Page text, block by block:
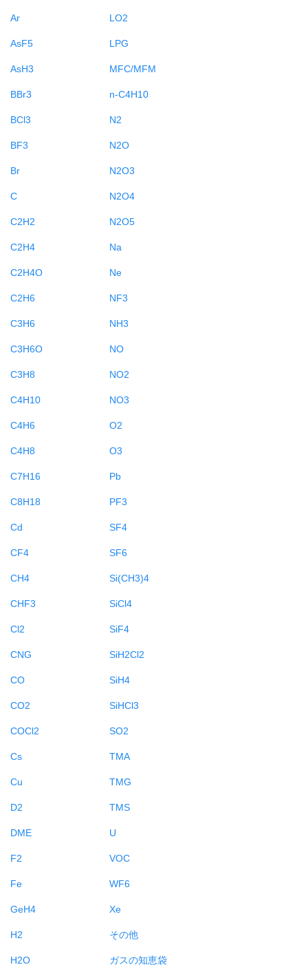
Ar
AsF5
AsH3
BBr3
BCl3
BF3
Br
C
C2H2
C2H4
C2H4O
C2H6
C3H6
C3H6O
C3H8
C4H10
C4H6
C4H8
C7H16
C8H18
Cd
CF4
CH4
CHF3
Cl2
CNG
CO
CO2
COCl2
Cs
Cu
D2
DME
F2
Fe
GeH4
H2
H2O
LO2
LPG
MFC/MFM
n-C4H10
N2
N2O
N2O3
N2O4
N2O5
Na
Ne
NF3
NH3
NO
NO2
NO3
O2
O3
Pb
PF3
SF4
SF6
Si(CH3)4
SiCl4
SiF4
SiH2Cl2
SiH4
SiHCl3
SO2
TMA
TMG
TMS
U
VOC
WF6
Xe
その他
ガスの知恵袋